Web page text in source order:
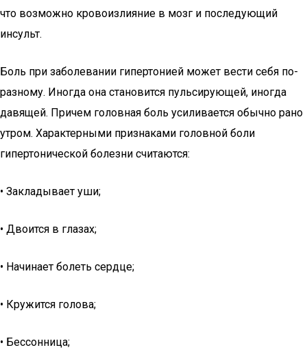
что возможно кровоизлияние в мозг и последующий
инсульт.
Боль при заболевании гипертонией может вести себя по-
разному. Иногда она становится пульсирующей, иногда
давящей. Причем головная боль усиливается обычно рано
утром. Характерными признаками головной боли
гипертонической болезни считаются:
• Закладывает уши;
• Двоится в глазах;
• Начинает болеть сердце;
• Кружится голова;
• Бессонница;